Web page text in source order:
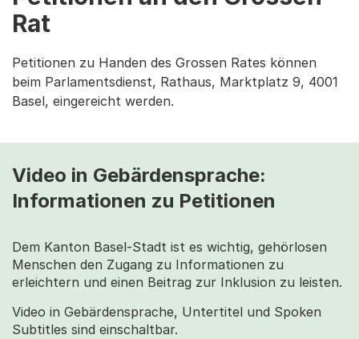
Rat
Petitionen zu Handen des Grossen Rates können
beim Parlamentsdienst, Rathaus, Marktplatz 9, 4001
Basel, eingereicht werden.
Video in Gebärdensprache:
Informationen zu Petitionen
Dem Kanton Basel-Stadt ist es wichtig, gehörlosen
Menschen den Zugang zu Informationen zu
erleichtern und einen Beitrag zur Inklusion zu leisten.
Video in Gebärdensprache, Untertitel und Spoken
Subtitles sind einschaltbar.